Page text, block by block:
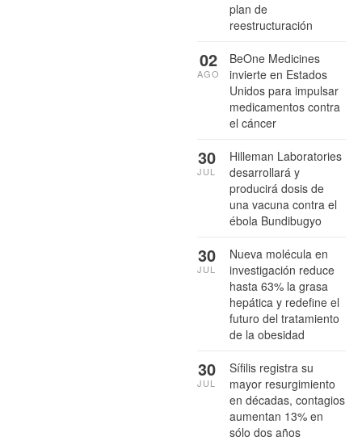
plan de
reestructuración
BeOne Medicines
invierte en Estados
Unidos para impulsar
medicamentos contra
el cáncer
02
AGO
Hilleman Laboratories
desarrollará y
producirá dosis de
una vacuna contra el
ébola Bundibugyo
30
JUL
Nueva molécula en
investigación reduce
hasta 63% la grasa
hepática y redefine el
futuro del tratamiento
de la obesidad
30
JUL
Sífilis registra su
mayor resurgimiento
en décadas, contagios
aumentan 13% en
sólo dos años
30
JUL